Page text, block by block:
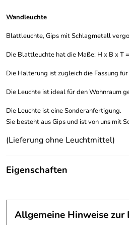
Wandleuchte
Blattleuchte, Gips mit Schlagmetall
Die Blattleuchte hat die Maße: H x B x T
Die Halterung ist zugleich die Fassung
Die Leuchte ist ideal für den Wohnraum
Die Leuchte ist eine Sonderanfertigung.
Sie besteht aus Gips und ist von uns mit
(Lieferung ohne Leuchtmittel)
Eigenschaften
Anmerkung:
Lieferung
Allgemeine Hinweise zur